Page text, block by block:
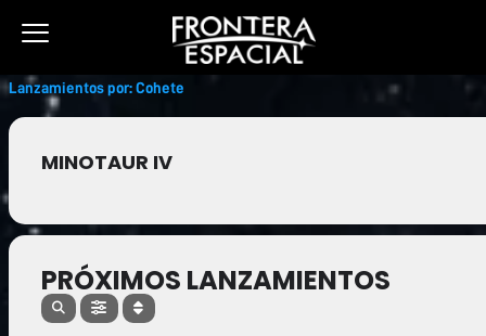
Lanzamientos por: Cohete
MINOTAUR IV
PRÓXIMOS LANZAMIENTOS